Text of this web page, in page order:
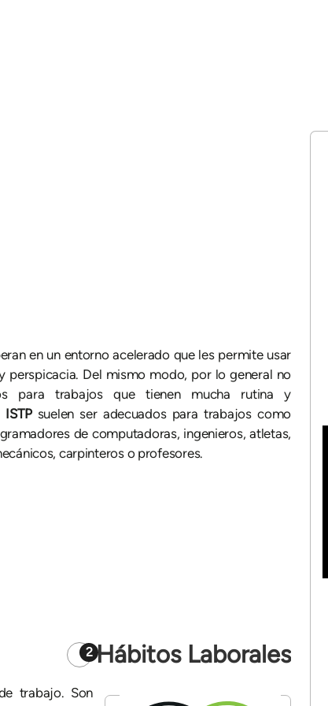
en un entorno acelerado que les permite usar
perspicacia. Del mismo modo, por lo general no
para trabajos que tienen mucha rutina y
ISTP suelen ser adecuados para trabajos como
de computadoras, ingenieros, atletas,
carpinteros o profesores.
2 Hábitos Laborales
trabajo. Son